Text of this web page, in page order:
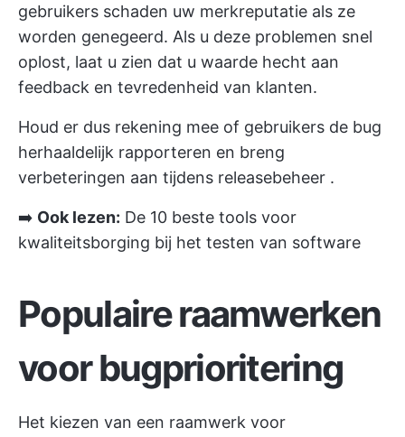
gebruikers schaden uw merkreputatie als ze
worden genegeerd. Als u deze problemen snel
oplost, laat u zien dat u waarde hecht aan
feedback en tevredenheid van klanten.
Houd er dus rekening mee of gebruikers de bug
herhaaldelijk rapporteren en breng
verbeteringen aan tijdens releasebeheer .
➡️ Ook lezen: De 10 beste tools voor
kwaliteitsborging bij het testen van software
Populaire raamwerken
voor bugprioritering
Het kiezen van een raamwerk voor